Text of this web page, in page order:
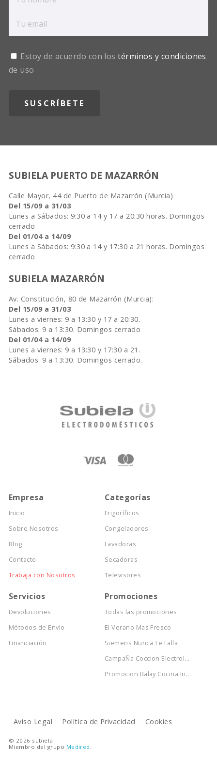
Estoy de acuerdo con lostérminos y condiciones
de uso
SUBIELA PUERTO DE MAZARRÓN
Calle Mayor, 44 de Puerto de Mazarrón (Murcia)
Del 15/09 a 31/03
Lunes a Sábados: 9:30 a 14 y 17 a 20:30 horas. Domingos
cerrado
Del 01/04 a 14/09
Lunes a Sábados: 9:30 a 14 y 17:30 a 21 horas. Domingos
cerrado
SUBIELA MAZARRÓN
Av. Constitución, 80 de Mazarrón (Murcia):
Del 15/09 a 31/03
Lunes a viernes: 9 a 13:30 y 17 a 20:30.
Sábados: 9 a 13:30. Domingos cerrado
Del 01/04 a 14/09
Lunes a viernes: 9 a 13:30 y 17:30 a 21.
Sábados: 9 a 13:30. Domingos cerrado.
Empresa
Inicio
Sobre Nosotros
Blog
Contacto
Trabaja con Nosotros
Categorías
Frigoríficos
Congeladores
Lavadoras
Secadoras
Televisores
Servicios
Devoluciones
Métodos de Envío
Financiación
Promociones
Todas las promociones
El Verano Mas Fresco
Siemens Nunca Te Falla
CampaÑa Coccion Electrol...
Promocion Balay Cocina In...
Aviso Legal Política de Privacidad Cookies
© 2026 subiela.
Miembro del grupo Medired .